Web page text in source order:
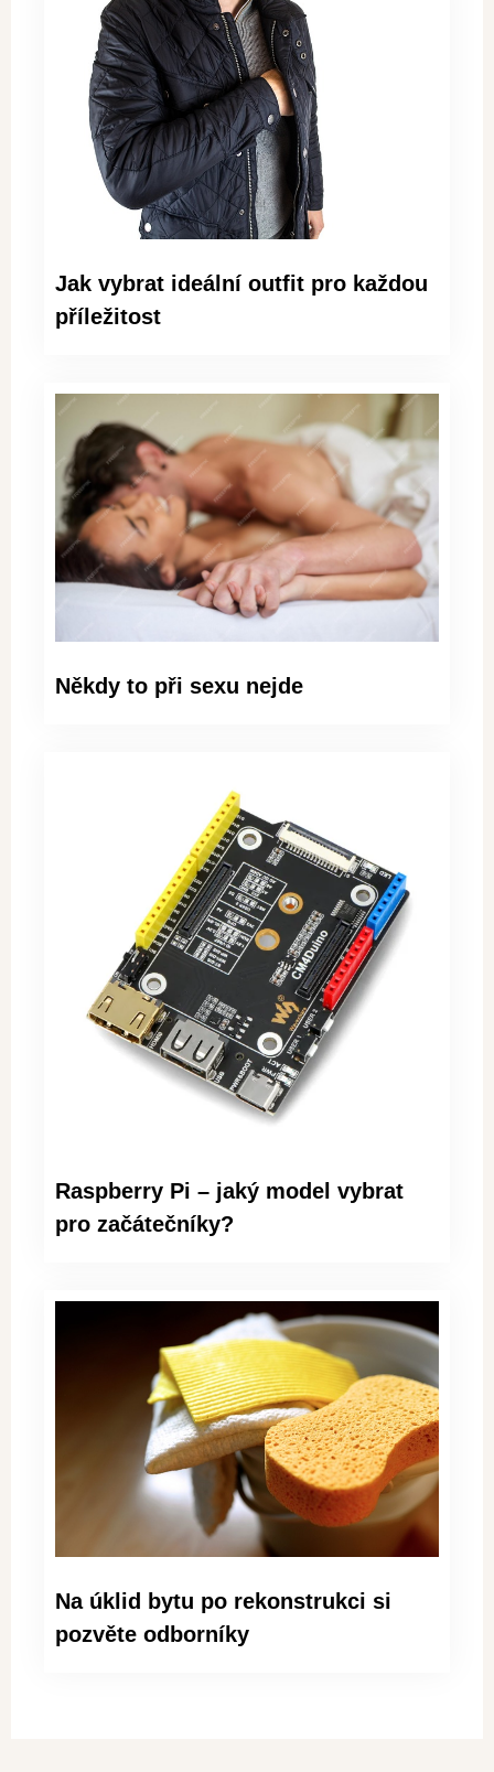
Jak vybrat ideální outfit pro každou
příležitost
Někdy to při sexu nejde
Raspberry Pi – jaký model vybrat
pro začátečníky?
Na úklid bytu po rekonstrukci si
pozvěte odborníky